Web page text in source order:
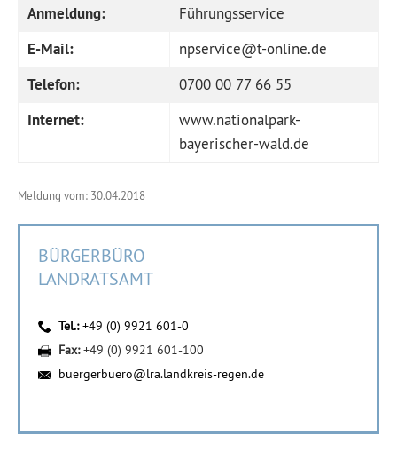
Anmeldung:
Führungsservice
E-Mail:
npservice@t-online.de
Telefon:
0700 00 77 66 55
Internet:
www.nationalpark-
bayerischer-wald.de
Meldung vom: 30.04.2018
BÜRGERBÜRO
LANDRATSAMT
Tel.:+49 (0) 9921 601-0
Fax:+49 (0) 9921 601-100
buergerbuero@lra.landkreis-regen.de